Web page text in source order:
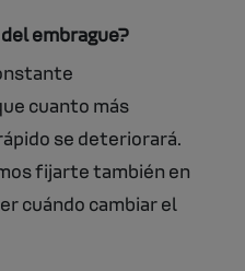
embrague?
cuanto más
se deteriorará.
fijarte también en
cuándo cambiar el